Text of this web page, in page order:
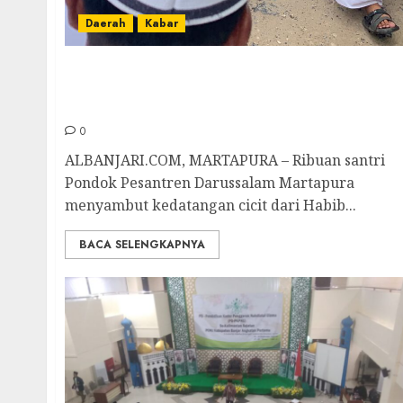
Daerah Kabar
0
ALBANJARI.COM, MARTAPURA – Ribuan santri
Pondok Pesantren Darussalam Martapura
menyambut kedatangan cicit dari Habib...
BACA SELENGKAPNYA